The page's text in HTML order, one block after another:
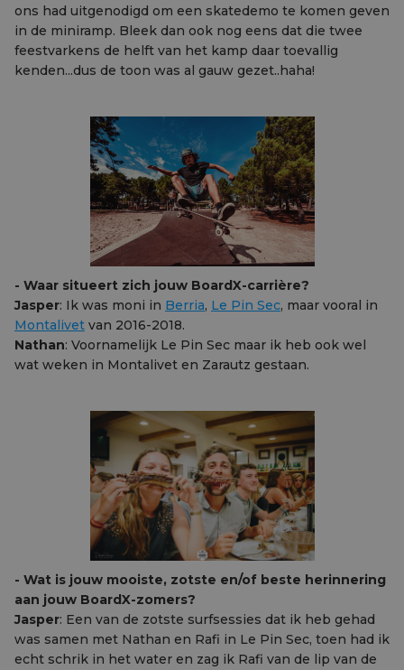
ons had uitgenodigd om een skatedemo te komen geven
in de miniramp. Bleek dan ook nog eens dat die twee
feestvarkens de helft van het kamp daar toevallig
kenden...dus de toon was al gauw gezet..haha!
- Waar situeert zich jouw BoardX-carrière?
Jasper: Ik was moni in Berria, Le Pin Sec, maar vooral in
Montalivet van 2016-2018.
Nathan: Voornamelijk Le Pin Sec maar ik heb ook wel
wat weken in Montalivet en Zarautz gestaan.
- Wat is jouw mooiste, zotste en/of beste herinnering
aan jouw BoardX-zomers?
Jasper: Een van de zotste surfsessies dat ik heb gehad
was samen met Nathan en Rafi in Le Pin Sec, toen had ik
echt schrik in het water en zag ik Rafi van de lip van de